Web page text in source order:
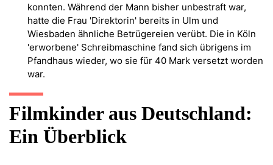
konnten. Während der Mann bisher unbestraft war,
hatte die Frau 'Direktorin' bereits in Ulm und
Wiesbaden ähnliche Betrügereien verübt. Die in Köln
'erworbene' Schreibmaschine fand sich übrigens im
Pfandhaus wieder, wo sie für 40 Mark versetzt worden
war.
Filmkinder aus Deutschland:
Ein Überblick